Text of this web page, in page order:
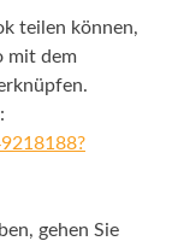
teilen können,
mit dem
gehen Sie